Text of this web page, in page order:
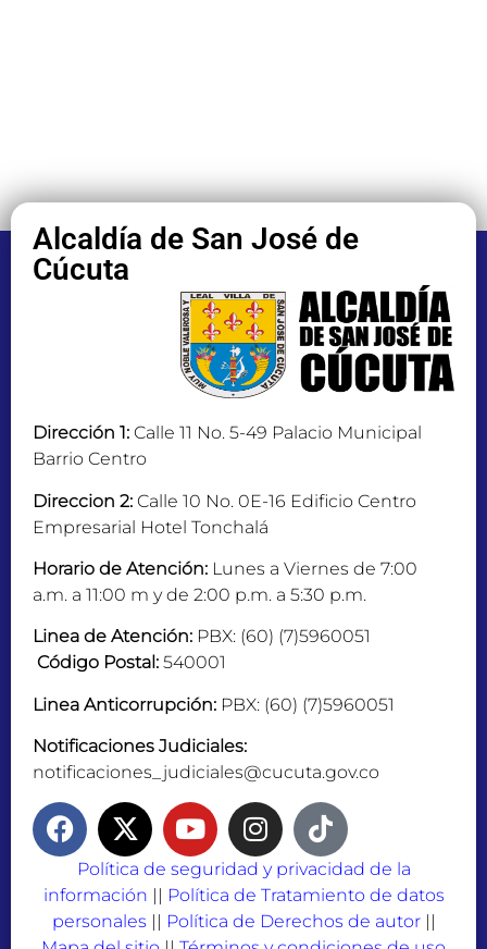
Alcaldía de San José de
Cúcuta
Dirección 1: Calle 11 No. 5-49 Palacio Municipal
Barrio Centro
Direccion 2: Calle 10 No. 0E-16 Edificio Centro
Empresarial Hotel Tonchalá
Horario de Atención: Lunes a Viernes de 7:00
a.m. a 11:00 m y de 2:00 p.m. a 5:30 p.m.
Linea de Atención: PBX: (60) (7)5960051
Código Postal: 540001
Linea Anticorrupción: PBX: (60) (7)5960051
Notificaciones Judiciales:
notificaciones_judiciales@cucuta.gov.co
Política de seguridad y privacidad de la
información || Política de Tratamiento de datos
personales || Política de Derechos de autor||